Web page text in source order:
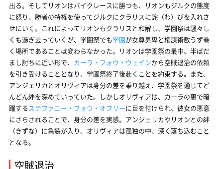
出る。そしてリオンはバイクレースに勝つも、リオンもジルクの態度
に怒り、勝者の特権を使ってジルクにクラリスに詫（わ）びを入れさ
せにいく。これによってリオンもクラリスと和解し、学園祭は騒々し
くも過ぎ去っていくが、学園祭でも学園が女尊男卑と権謀術数うず巻
く場所であることは変わらなかった。リオンは学園祭の最中、半ばだ
まし討ちに近い形で、 カーラ・フォウ・ウェインから空賊退治の依頼
を引き受けることとなり、学園祭終了後赴くことを約束する。また、
アンジェリカとオリヴィアは身分の差を乗り越え、学園祭を通じてど
んどん絆を深めていっていた。しかしオリヴィアは、カーラの裏で暗
躍する ステファニー・フォウ・オフリーに目を付けられ、彼女の悪意
にさらされることで、身分の差を実感。アンジェリカやリオンとの絆
（きずな）に亀裂が入り、オリヴィアは孤独の中、深く落ち込むこと
となる。
空賊退治